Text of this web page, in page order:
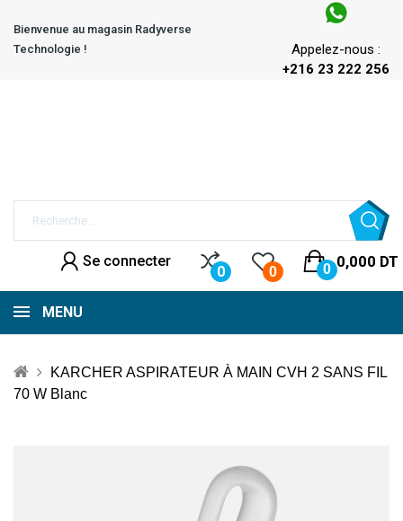
Bienvenue au magasin Radyverse
Technologie !
Appelez-nous :
+216 23 222 256
Se connecter
0 0
0,000 DT
0
MENU
KARCHER ASPIRATEUR À MAIN CVH 2 SANS FIL
70 W Blanc